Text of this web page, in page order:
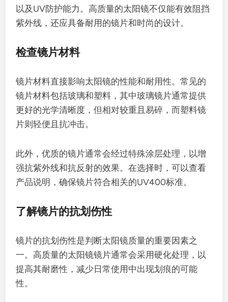
以及UV防护能力。高质量的太阳镜不仅能有效阻挡
紫外线，还应具备耐用的镜片和时尚的设计。
检查镜片材料
镜片材料直接影响太阳镜的性能和耐用性。常见的
镜片材料包括玻璃和塑料，其中玻璃镜片通常提供
更好的光学清晰度，但相对较重且易碎，而塑料镜
片则轻便且抗冲击。
此外，优质的镜片通常会经过特殊涂层处理，以增
强抗紫外线和抗反射的效果。在选择时，可以查看
产品说明，确保镜片符合相关的UV400标准。
了解镜片的抗划伤性
镜片的抗划伤性是判断太阳镜质量的重要因素之
一。高质量的太阳镜镜片通常会采用硬化处理，以
提高其耐磨性，减少日常使用中出现划痕的可能
性。